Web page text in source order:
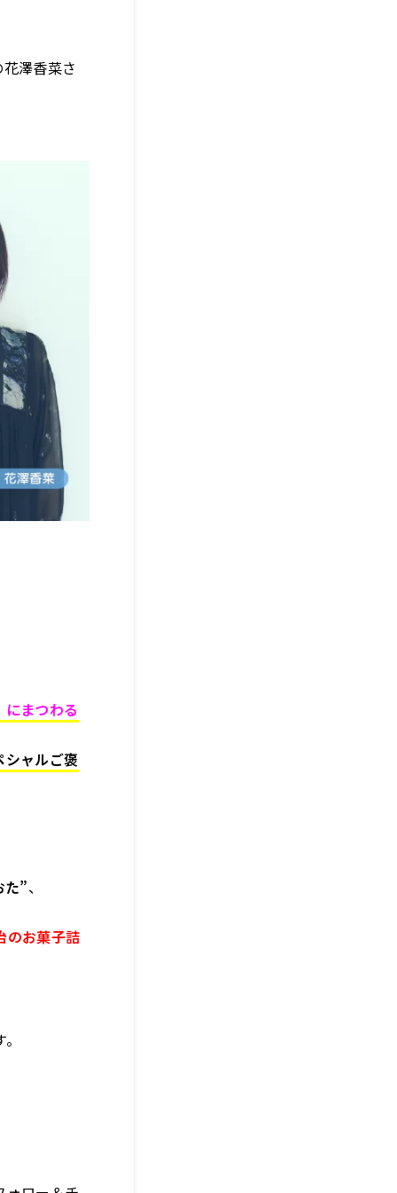
澤香菜さ
まつわる
ャルご褒
た”、
のお菓子詰